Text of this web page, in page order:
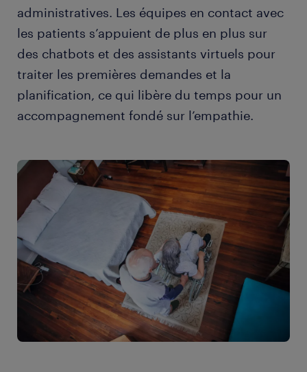
administratives. Les équipes en contact avec
les patients s’appuient de plus en plus sur
des chatbots et des assistants virtuels pour
traiter les premières demandes et la
planification, ce qui libère du temps pour un
accompagnement fondé sur l’empathie.